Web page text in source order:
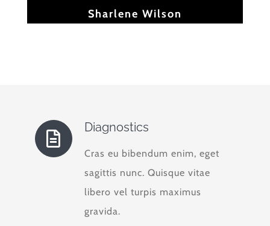
Sharlene Wilson
Diagnostics
Cras eu bibendum enim, eget
sagittis nunc. Quisque vitae
libero vel turpis maximus
gravida.